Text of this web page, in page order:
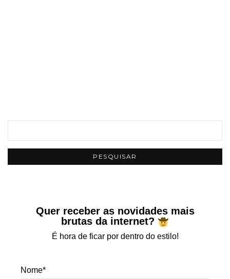
Quer receber as novidades mais
brutas da internet?
É hora de ficar por dentro do estilo!
Nome*